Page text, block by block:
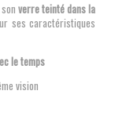
verre teinté dans la
ses caractéristiques
le temps
vision